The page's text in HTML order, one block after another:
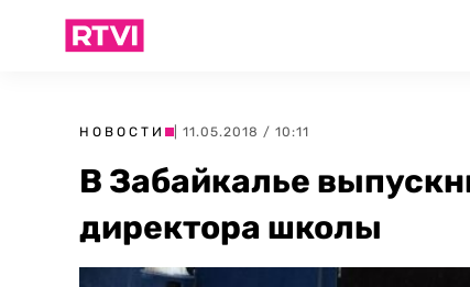
НОВОСТИ | 11.05.2018 / 10:11
В Забайкалье
директора школы